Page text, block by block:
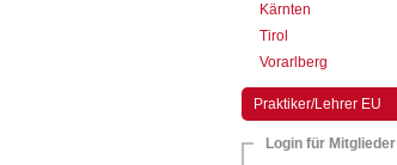
Kärnten
Tirol
Vorarlberg
Praktiker/Lehrer EU
Login für Mitglieder